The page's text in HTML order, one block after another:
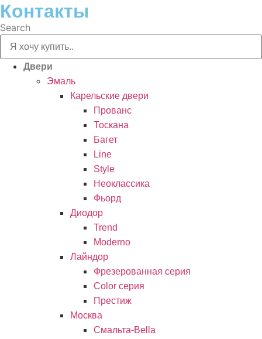
Контакты
Search
Двери
Эмаль
Карельские двери
Прованc
Тоскана
Багет
Line
Style
Неоклассика
Фьорд
Диодор
Trend
Moderno
Лайндор
Фрезерованная серия
Color серия
Престиж
Москва
Смальта-Bella